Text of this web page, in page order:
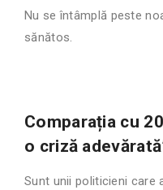
Nu se întâmplă peste
sănătos.
Comparația cu
o criză
Sunt unii politicieni care